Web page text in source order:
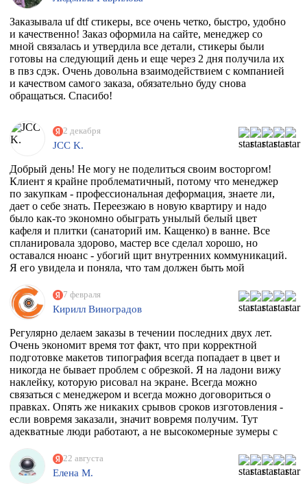
Заказывала uf dtf стикеры, все очень четко, быстро, удобно
и качественно! Заказ оформила на сайте, менеджер со
мной связалась и утвердила все детали, стикеры были
готовы на следующий день и еще через 2 дня получила их
в пвз сдэк. Очень довольна взаимодействием с компанией
и качеством самого заказа, обязательно буду снова
обращаться. Спасибо!
2 декабря
JCC K.
Добрый день! Не могу не поделиться своим восторгом!
Клиент я крайне проблематичный, потому что менеджер
по закупкам - профессиональная деформация, знаете ли,
дает о себе знать. Переезжаю в новую квартиру и надо
было как-то экономно обыграть унылый белый цвет
кафеля и плитки (санаторий им. Кащенко) в ванне. Все
спланировала здорово, мастер все сделал хорошо, но
оставался нюанс - убогий щит внутренних коммуникаций.
Я его увидела и поняла, что там должен быть мой
фирму, которая может это сделать. Разумеется их нет, в
моем случае, потому что наклейка должна была быть
водостойкая, под мой размер и еще по моему макету,
учитывая, что типографии не работают поштучно))
Перерыла весь инет, разговаривала даже с фирмой из
Ростова, как говорится "и там послали". И тут наткнулась
на эту организацию! Знала, что 100% откажут, но
надежда, как говорится, живее всех живых. Заказ
приняли, менеджер Ярослава всегда была на связи и
отвечала на все вопросы, напечатали наклейку за сутки
после получения макета. Мой визит в типографию
отдельная история - абсолютно потрясающая атмосфера и
люди!!!! Позитив сквозит даже от станков!
РЕКОМЕНДУЮ ВСЕМИ ФИБРАМИ ДУШИ!
7 февраля
Кирилл Виноградов
Регулярно делаем заказы в течении последних двух лет.
Очень экономит время тот факт, что при корректной
подготовке макетов типография всегда попадает в цвет и
никогда не бывает проблем с обрезкой. Я на ладони вижу
наклейку, которую рисовал на экране. Всегда можно
связаться с менеджером и всегда можно договориться о
правках. Опять же никаких срывов сроков изготовления -
если вовремя заказали, значит вовремя получим. Тут
адекватные люди работают, а не высокомерные зумеры с
22 августа
Елена М.